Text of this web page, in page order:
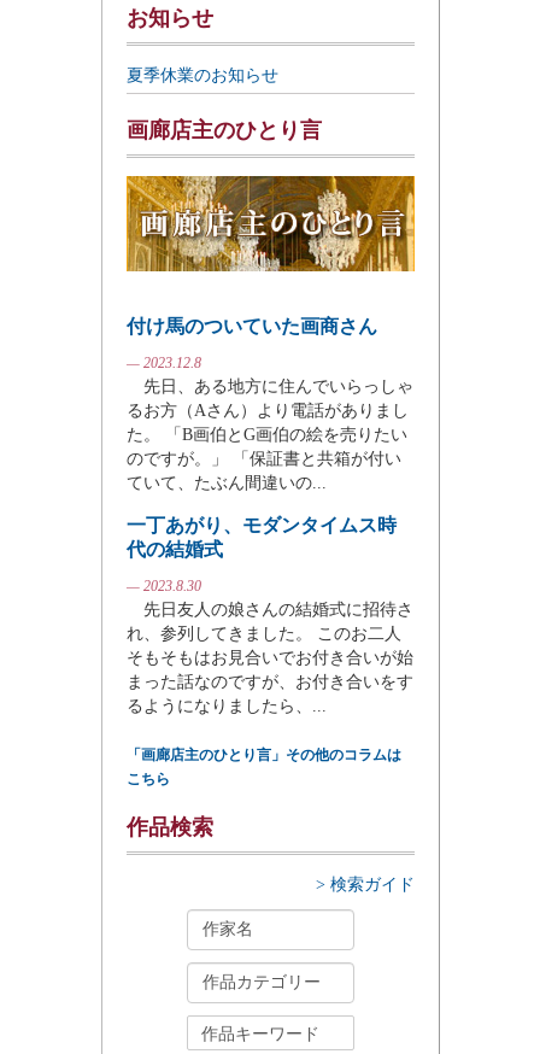
お知らせ
夏季休業のお知らせ
画廊店主のひとり言
付け馬のついていた画商さん
— 2023.12.8
先日、ある地方に住んでいらっしゃ
るお方（Aさん）より電話がありまし
た。 「B画伯とG画伯の絵を売りたい
のですが。」 「保証書と共箱が付い
ていて、たぶん間違いの...
一丁あがり、モダンタイムス時
代の結婚式
— 2023.8.30
先日友人の娘さんの結婚式に招待さ
れ、参列してきました。 このお二人
そもそもはお見合いでお付き合いが始
まった話なのですが、お付き合いをす
るようになりましたら、...
「画廊店主のひとり言」その他のコラムは
こちら
作品検索
> 検索ガイド